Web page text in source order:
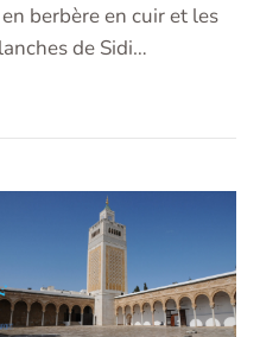
berbère en cuir et les
de Sidi…